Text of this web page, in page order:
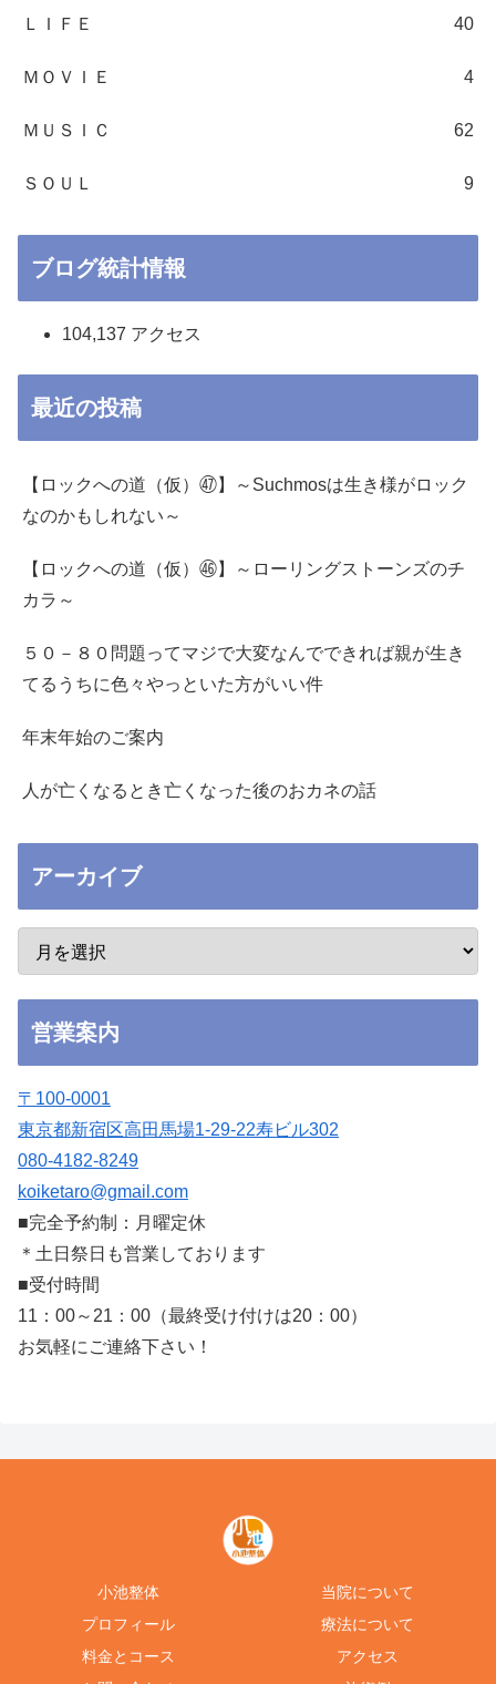
ＬＩＦＥ 40
ＭＯＶＩＥ 4
ＭＵＳＩＣ 62
ＳＯＵＬ 9
ブログ統計情報
104,137 アクセス
最近の投稿
【ロックへの道（仮）㊼】～Suchmosは生き様がロック
なのかもしれない～
【ロックへの道（仮）㊻】～ローリングストーンズのチ
カラ～
５０－８０問題ってマジで大変なんでできれば親が生き
てるうちに色々やっといた方がいい件
年末年始のご案内
人が亡くなるとき亡くなった後のおカネの話
アーカイブ
営業案内
〒100-0001
東京都新宿区高田馬場1-29-22寿ビル302
080-4182-8249
koiketaro@gmail.com
■完全予約制：月曜定休
＊土日祭日も営業しております
■受付時間
11：00～21：00（最終受け付けは20：00）
お気軽にご連絡下さい！
小池整体
当院について
プロフィール
療法について
料金とコース
アクセス